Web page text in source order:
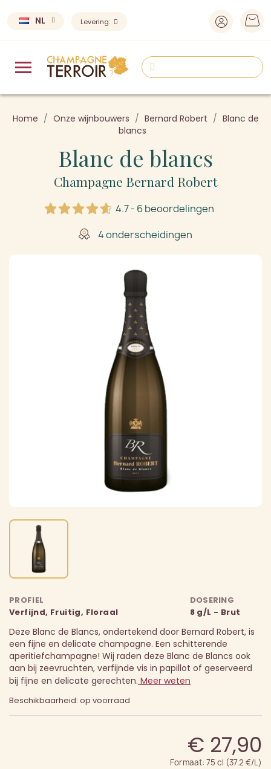
NL Levering:
Home Onze wijnbouwers Bernard Robert
Blanc de
blancs
Blanc de blancs
Champagne Bernard Robert
4.7 - 6 beoordelingen
4 onderscheidingen
PROFIEL
Verfijnd, Fruitig, Floraal
DOSERING
8 g/L - Brut
Deze Blanc de Blancs, ondertekend door Bernard Robert, is
een fijne en delicate champagne. Een schitterende
aperitiefchampagne! Wij raden deze Blanc de Blancs ook
aan bij zeevruchten, verfijnde vis in papillot of geserveerd
bij fijne en delicate gerechten. Meer weten
Beschikbaarheid: op voorraad
€ 27,90
Formaat: 75 cl (37.2 €/L)